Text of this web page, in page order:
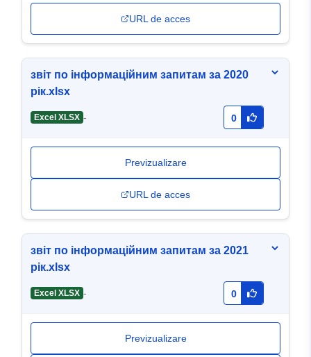
URL de acces
звіт по інформаційним запитам за 2020
рік.xlsx
Excel XLSX - 0
Previzualizare
URL de acces
звіт по інформаційним запитам за 2021
рік.xlsx
Excel XLSX - 0
Previzualizare